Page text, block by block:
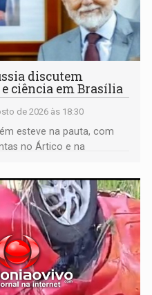
discutem
ciência em Brasília
de 2026 às 18:30
esteve na pauta, com
no Ártico e na